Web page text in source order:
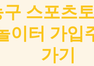
스포츠
이터 가입
가기